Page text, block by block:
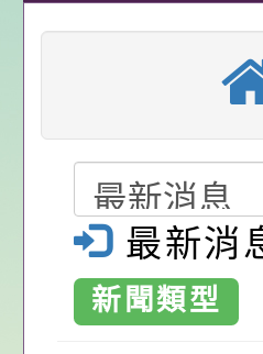
樂會」、
列講座
甄選公告
校課程計
轉知教育
辦理「
前教育署
置課程
畫」一
請，請查
公告:桃
施問答集
轉知:桃
減碳存
桃園市
年度祖
祝活動
轉知有
員退休
「2026
市政
活動
桃園
小
最新消
新聞類型